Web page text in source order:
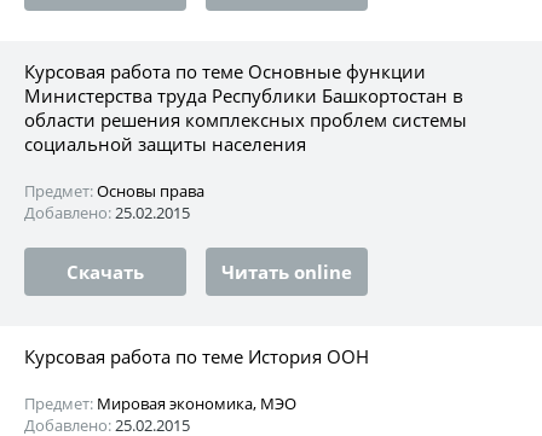
Курсовая работа по теме Основные функции
Министерства труда Республики Башкортостан в
области решения комплексных проблем системы
социальной защиты населения
Предмет:Основы права
Добавлено:25.02.2015
Скачать Читать online
Курсовая работа по теме История ООН
Предмет: Мировая экономика, МЭО
Добавлено:25.02.2015